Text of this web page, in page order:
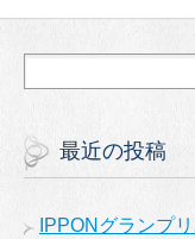
最近の投稿
IPPONグランプ